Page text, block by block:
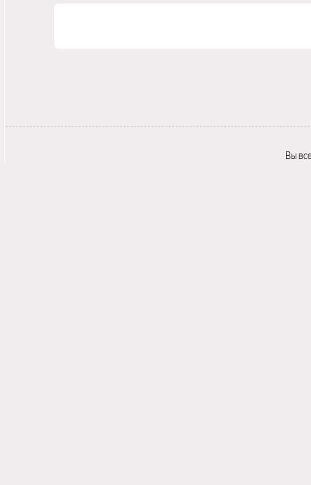
Вы